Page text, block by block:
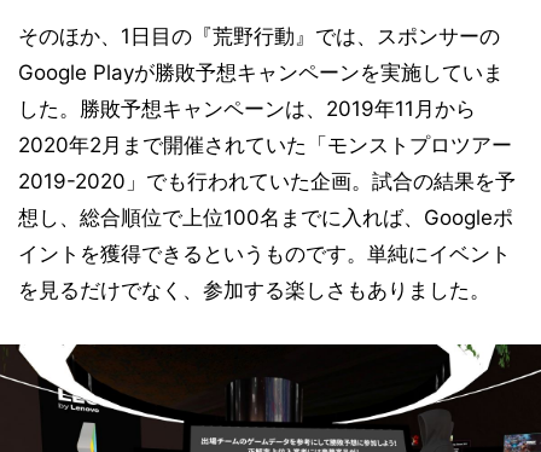
そのほか、1日目の『荒野行動』では、スポンサーの
Google Playが勝敗予想キャンペーンを実施していま
した。勝敗予想キャンペーンは、2019年11月から
2020年2月まで開催されていた「モンストプロツアー
2019-2020」でも行われていた企画。試合の結果を予
想し、総合順位で上位100名までに入れば、Googleポ
イントを獲得できるというものです。単純にイベント
を見るだけでなく、参加する楽しさもありました。